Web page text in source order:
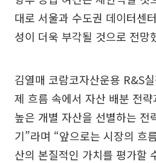
대로 서울과 수도권 데이터센
성이 더욱 부각될 것으로 전망
김열매 코람코자산운용 R&S
제 흐름 속에서 자산 배분 전
높은 개별 자산을 선별하는 전
기”라며 “앞으로는 시장의 흐
산의 본질적인 가치를 평가할